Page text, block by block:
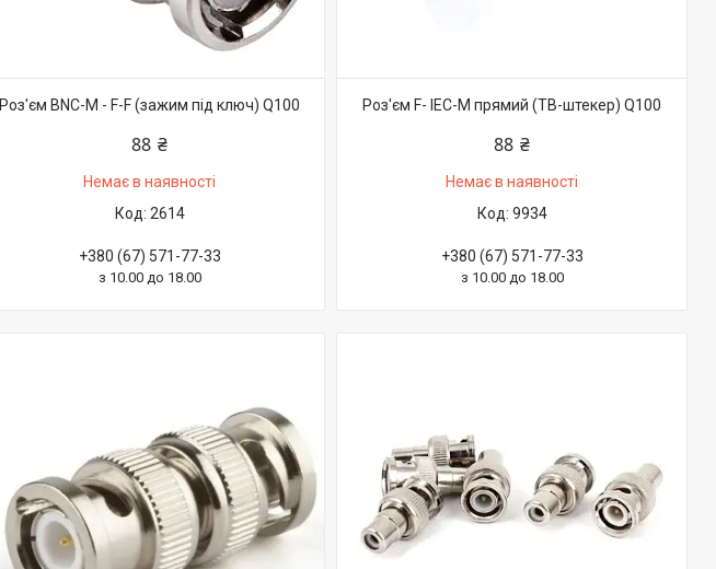
Роз'єм BNC-M - F-F (зажим під ключ) Q100
88 ₴
Немає в наявності
2614
+380 (67) 571-77-33
з 10.00 до 18.00
Роз'єм F- IEC-M прямий (ТВ-штекер) Q100
88 ₴
Немає в наявності
9934
+380 (67) 571-77-33
з 10.00 до 18.00